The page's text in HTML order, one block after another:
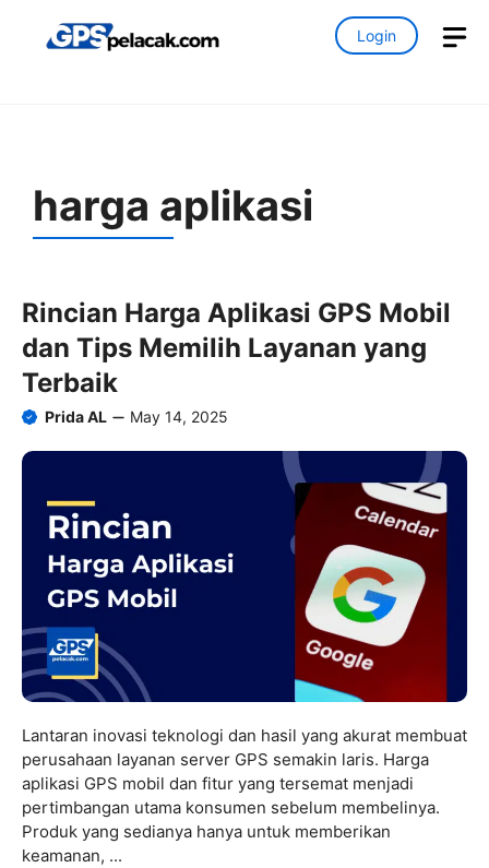
Login
harga aplikasi
Rincian Harga Aplikasi GPS Mobil
dan Tips Memilih Layanan yang
Terbaik
Prida AL May 14, 2025
Lantaran inovasi teknologi dan hasil yang akurat membuat
perusahaan layanan server GPS semakin laris. Harga
aplikasi GPS mobil dan fitur yang tersemat menjadi
pertimbangan utama konsumen sebelum membelinya.
Produk yang sedianya hanya untuk memberikan
keamanan, ...